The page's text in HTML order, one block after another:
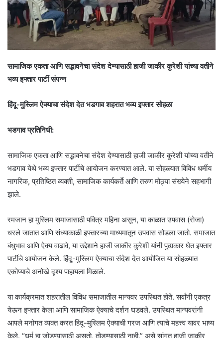
सामाजिक एकता आणि सद्भावनेचा संदेश देण्यासाठी हाजी जाकीर कुरेशी यांच्या वतीने
भव्य इफ्तार पार्टी संपन्न
हिंदू-मुस्लिम ऐक्याचा संदेश देत भडगाव शहरात भव्य इफ्तार सोहळा
भडगाव प्रतिनिधी:
सामाजिक एकता आणि सद्भावनेचा संदेश देण्यासाठी हाजी जाकीर कुरेशी यांच्या वतीने
भडगाव येथे भव्य इफ्तार पार्टीचे आयोजन करण्यात आले. या सोहळ्यात विविध धर्मीय
नागरिक, प्रतिष्ठित व्यक्ती, सामाजिक कार्यकर्ते आणि तरुण मोठ्या संख्येने सहभागी
झाले.
रमजान हा मुस्लिम समाजासाठी पवित्र महिना असून, या काळात उपवास (रोजा)
धरले जातात आणि संध्याकाळी इफ्तारच्या माध्यमातून उपवास सोडला जातो. समाजात
बंधुभाव आणि ऐक्य वाढावे, या उद्देशाने हाजी जाकीर कुरेशी यांनी पुढाकार घेत इफ्तार
पार्टीचे आयोजन केले. हिंदू-मुस्लिम ऐक्याचा संदेश देत आयोजित या सोहळ्यात
एकोप्याचे अनोखे दृश्य पाहायला मिळाले.
या कार्यक्रमात शहरातील विविध समाजातील मान्यवर उपस्थित होते. सर्वांनी एकत्र
येऊन इफ्तार केला आणि सामाजिक ऐक्याचे दर्शन घडवले. उपस्थित मान्यवरांनी
आपले मनोगत व्यक्त करत हिंदू-मुस्लिम ऐक्याची गरज आणि त्याचे महत्त्व यावर भाष्य
केले. “धर्म हा जोडण्यासाठी असतो, तोडण्यासाठी नाही,” असे सांगत हाजी जाकीर